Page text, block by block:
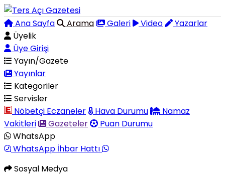
Ana Sayfa Arama Galeri Video
Yazarlar
Üyelik
Üye Girişi
Yayın/Gazete
Yayınlar
Kategoriler
Servisler
Nöbetçi Eczaneler
Hava Durumu
Namaz
Vakitleri
Gazeteler
Puan Durumu
WhatsApp
WhatsApp İhbar Hattı
Sosyal Medya